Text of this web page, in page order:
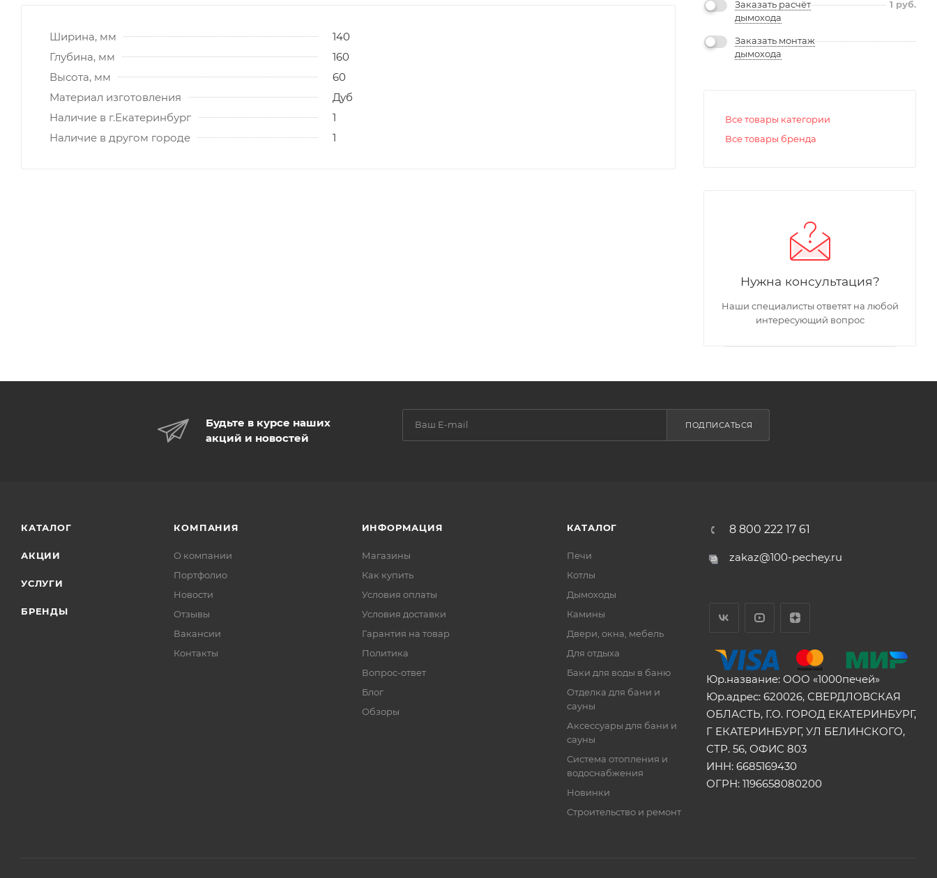
Ширина, мм
140
Глубина, мм
160
Высота, мм
60
Материал изготовления
Дуб
Наличие в г.Екатеринбург
1
Наличие в другом городе
1
Заказать расчёт
дымохода
1 руб.
Заказать монтаж
дымохода
Все товары категории
Все товары бренда
Нужна консультация?
Наши специалисты ответят на любой
интересующий вопрос
Будьте в курсе наших
акций и новостей
ПОДПИСАТЬСЯ
КАТАЛОГ
АКЦИИ
УСЛУГИ
БРЕНДЫ
КОМПАНИЯ
О компании
Портфолио
Новости
Отзывы
Вакансии
Контакты
ИНФОРМАЦИЯ
Магазины
Как купить
Условия оплаты
Условия доставки
Гарантия на товар
Политика
Вопрос-ответ
Блог
Обзоры
КАТАЛОГ
Печи
Котлы
Дымоходы
Камины
Двери, окна, мебель
Для отдыха
Баки для воды в баню
Отделка для бани и
сауны
Аксессуары для бани и
сауны
Система отопления и
водоснабжения
Новинки
Строительство и ремонт
8 800 222 17 61
zakaz@100-pechey.ru
Юр.название: ООО «1000печей»
Юр.адрес: 620026, СВЕРДЛОВСКАЯ
ОБЛАСТЬ, Г.О. ГОРОД ЕКАТЕРИНБУРГ,
Г ЕКАТЕРИНБУРГ, УЛ БЕЛИНСКОГО,
СТР. 56, ОФИС 803
ИНН: 6685169430
ОГРН: 1196658080200